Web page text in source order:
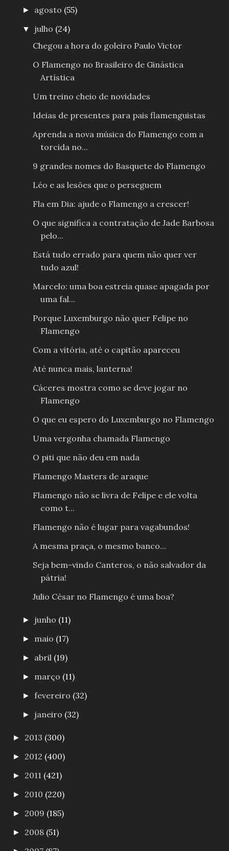
► agosto (55)
▼ julho (24)
Chegou a hora do goleiro Paulo Victor
O Flamengo no Brasileiro de Ginástica
Artística
Um treino cheio de novidades
Ideias de presentes para pais flamenguistas
Aprenda a nova música do Flamengo com a
torcida no...
9 grandes nomes do Basquete do Flamengo
Léo e as lesões que o perseguem
Fla em Dia: ajude o Flamengo a crescer!
O que significa a contratação de Jade Barbosa
pelo...
Está tudo errado para quem não quer ver
tudo azul!
Marcelo: uma boa estreia quase apagada por
uma fal...
Porque Luxemburgo não quer Felipe no
Flamengo
Com a vitória, até o capitão apareceu
Até nunca mais, lanterna!
Cáceres mostra como se deve jogar no
Flamengo
O que eu espero do Luxemburgo no Flamengo
Uma vergonha chamada Flamengo
O piti que não deu em nada
Flamengo Masters de araque
Flamengo não se livra de Felipe e ele volta
como t...
Flamengo não é lugar para vagabundos!
A mesma praça, o mesmo banco...
Seja bem-vindo Canteros, o não salvador da
pátria!
Julio César no Flamengo é uma boa?
► junho (11)
► maio (17)
► abril (19)
► março (11)
►fevereiro (32)
► janeiro (32)
► 2013 (300)
► 2012 (400)
► 2011 (421)
► 2010 (220)
► 2009 (185)
► 2008 (51)